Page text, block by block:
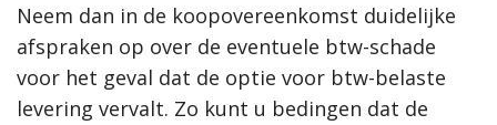
Neem dan in de koopovereenkomst duidelijke
afspraken op over de eventuele btw-schade
voor het geval dat de optie voor btw-belaste
levering vervalt. Zo kunt u bedingen dat de